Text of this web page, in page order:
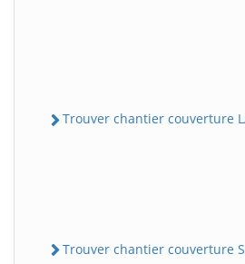
Trouver chantier couverture
Trouver chantier couverture